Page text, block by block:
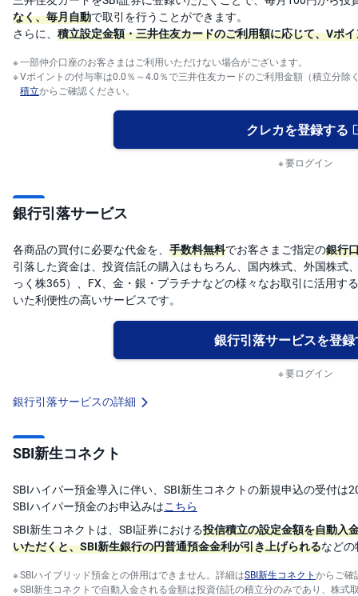
なく、毎月自動で取引を行うことができます。
さらに、 積立設定金額・三井住友カードのご利用額に応じて、Vポ
一部仲介口座のお客さまはご利用いただけない場合がございます。
Vポイントの付与率は0.0％～4.0％で三井住友カードのご利用金額（積立分除
積立からご確認ください。
クレカを登録する
要ログイン
銀行引落サービス
各商品の買付に必要な代金を、 手数料無料でお客さまご指定の銀行
引落した資金は、投資信託の購入はもちろん、国内株式、外国株式
っく株365）、FX、金・銀・プラチナなどの様々なお取引に活用す
いた利便性の高いサービスです。
銀行引落サービスを登
要ログイン
銀行引落サービスの詳細
SBI新生コネクト
SBIハイパー預金導入に伴い、SBI新生コネクトの新規申込の受付は
SBIハイパー預金のお申込みはこちら
SBI新生コネクトは、SBI証券における投信積立の設定金額を自動入
いただくと、SBI新生銀行の円普通預金金利が引き上げられるなど
SBIハイブリッド預金との併用はできません。詳細はSBI新生コネクトからご確
SBI新生コネクトで自動入金される金額は投資信託の積立分のみであり、株